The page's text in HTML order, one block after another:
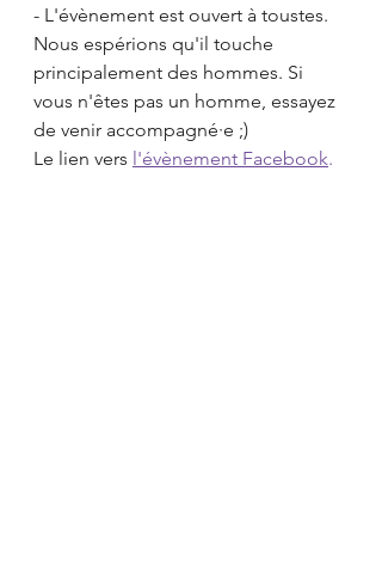
- L'évènement est ouvert à toustes.
Nous espérions qu'il touche
principalement des hommes. Si
vous n'êtes pas un homme, essayez
de venir accompagné·e ;)
Le lien vers l'évènement Facebook.